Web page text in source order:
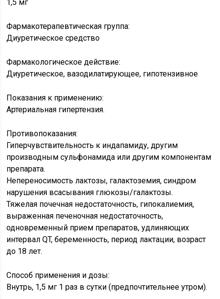
1,5 мг
Фармакотерапевтическая группа:
Диуретическое средство
Фармакологическое действие:
Диуретическое, вазодилатирующее, гипотензивное
Показания к применению:
Артериальная гипертензия.
Противопоказания:
Гиперчувствительность к индапамиду, другим
производным сульфонамида или другим компонентам
препарата.
Непереносимость лактозы, галактоземия, синдром
нарушения всасывания глюкозы/галактозы.
Тяжелая почечная недостаточность, гипокалиемия,
выраженная печеночная недостаточность,
одновременный прием препаратов, удлиняющих
интервал QT, беременность, период лактации, возраст
до 18 лет.
Способ применения и дозы:
Внутрь, 1,5 мг 1 раз в сутки (предпочтительнее утром).